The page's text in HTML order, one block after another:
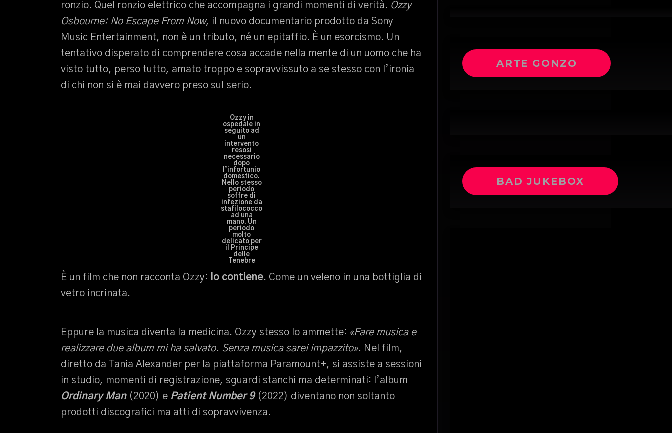
ronzio. Quel ronzio elettrico che accompagna i grandi momenti di verità. Ozzy
Osbourne: No Escape From Now, il nuovo documentario prodotto da Sony
Music Entertainment, non è un tributo, né un epitaffio. È un esorcismo. Un
tentativo disperato di comprendere cosa accade nella mente di un uomo che ha
visto tutto, perso tutto, amato troppo e sopravvissuto a se stesso con l’ironia
di chi non si è mai davvero preso sul serio.
Ozzy in
ospedale in
seguito ad
un
intervento
resosi
necessario
dopo
l’infortunio
domestico.
Nello stesso
periodo
soffre di
infezione da
stafilococco
ad una
mano. Un
periodo
molto
delicato per
il Principe
delle
Tenebre
È un film che non racconta Ozzy: lo contiene. Come un veleno in una bottiglia di
vetro incrinata.
Eppure la musica diventa la medicina. Ozzy stesso lo ammette: «Fare musica e
realizzare due album mi ha salvato. Senza musica sarei impazzito». Nel film,
diretto da Tania Alexander per la piattaforma Paramount+, si assiste a sessioni
in studio, momenti di registrazione, sguardi stanchi ma determinati: l’album
Ordinary Man (2020) e Patient Number 9(2022) diventano non soltanto
prodotti discografici ma atti di sopravvivenza.
ARTE GONZO
BAD JUKEBOX